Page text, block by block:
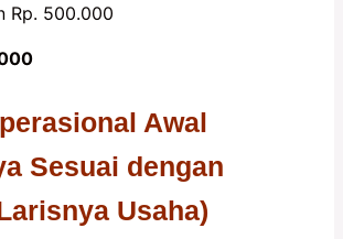
Rp. 500.000
Awal
Sesuai dengan
Usaha)